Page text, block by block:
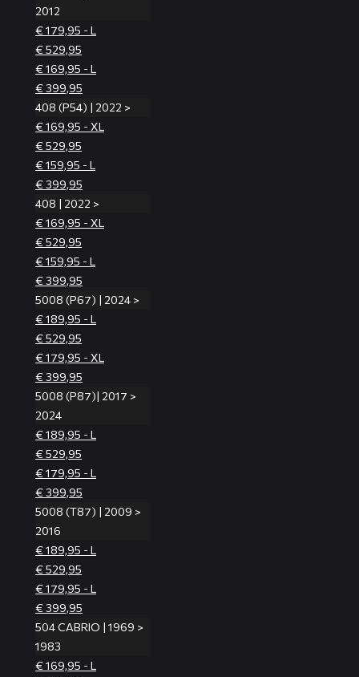
2012
€ 179,95 - L
€ 529,95
€ 169,95 - L
€ 399,95
408 (P54) | 2022 >
€ 169,95 - XL
€ 529,95
€ 159,95 - L
€ 399,95
408 | 2022 >
€ 169,95 - XL
€ 529,95
€ 159,95 - L
€ 399,95
5008 (P67) | 2024 >
€ 189,95 - L
€ 529,95
€ 179,95 - XL
€ 399,95
5008 (P87)| 2017 >
2024
€ 189,95 - L
€ 529,95
€ 179,95 - L
€ 399,95
5008 (T87) | 2009 >
2016
€ 189,95 - L
€ 529,95
€ 179,95 - L
€ 399,95
504 CABRIO | 1969 >
1983
€ 169,95 - L